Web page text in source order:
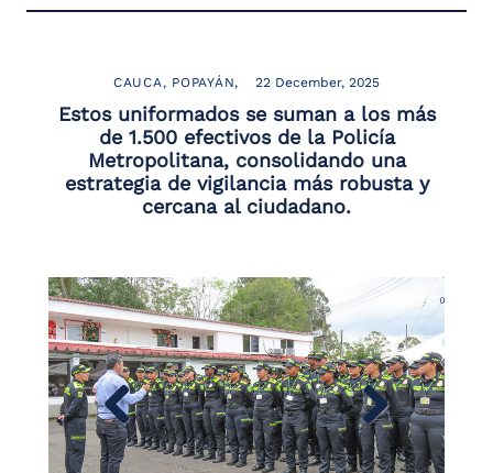
CAUCA POPAYÁN 22 December, 2025
Estos uniformados se suman a los más
de 1.500 efectivos de la Policía
Metropolitana, consolidando una
estrategia de vigilancia más robusta y
cercana al ciudadano.